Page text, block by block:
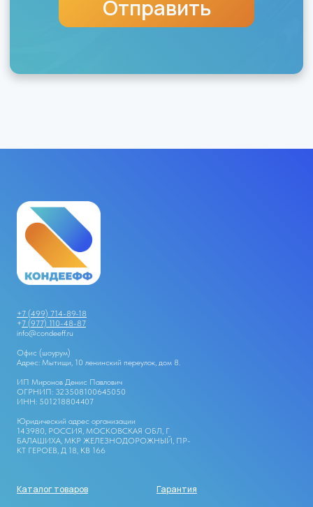
+7 (499) 714-89-18
+7 (977) 110-48-87
info@condeeff.ru
Офис (шоурум)
Адрес: Мытищи, 10 ленинский переулок, дом 8.
ИП Миронов Денис Павлович
ОГРНИП: 323508100645050
ИНН: 501218804407
Юридический адрес организации
143980, РОССИЯ, МОСКОВСКАЯ ОБЛ, Г
БАЛАШИХА, МКР ЖЕЛЕЗНОДОРОЖНЫЙ, ПР-
КТ ГЕРОЕВ, Д 18, КВ 166
Каталог товаров
Гарантия